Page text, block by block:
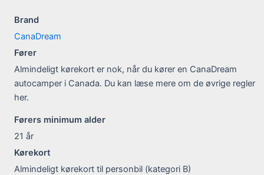
Brand
CanaDream
Fører
Almindeligt kørekort er nok, når du kører en CanaDream
autocamper i Canada. Du kan læse mere om de øvrige regler
her.
Førers minimum alder
21 år
Kørekort
Almindeligt kørekort til personbil (kategori B)